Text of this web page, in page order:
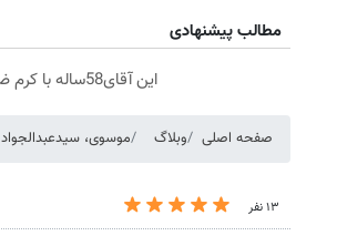
مطالب پیشنهادی
این آقای58ساله با کرم ضدچروک جلبک10سال جوان شد(سفارش با تخفیف)
صفحه اصلی وبلاگ موسوی، سیدعبدالجواد
۱۳ نفر